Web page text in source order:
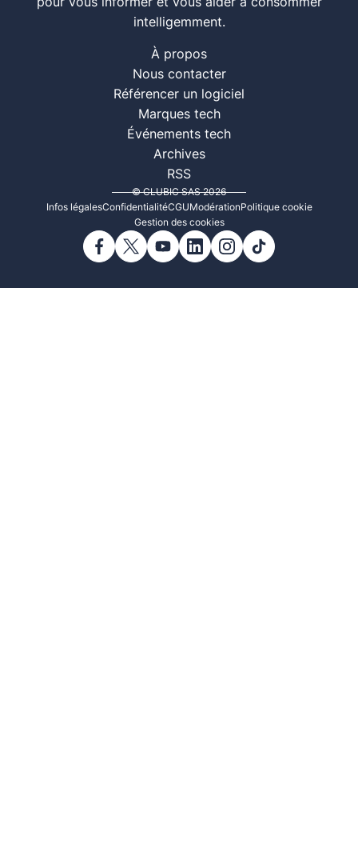
intelligemment.
À propos
Nous contacter
Référencer un logiciel
Marques tech
Événements tech
Archives
RSS
© CLUBIC SAS 2026
Infos légalesConfidentialitéCGUModérationPolitique cookie
Gestion des cookies